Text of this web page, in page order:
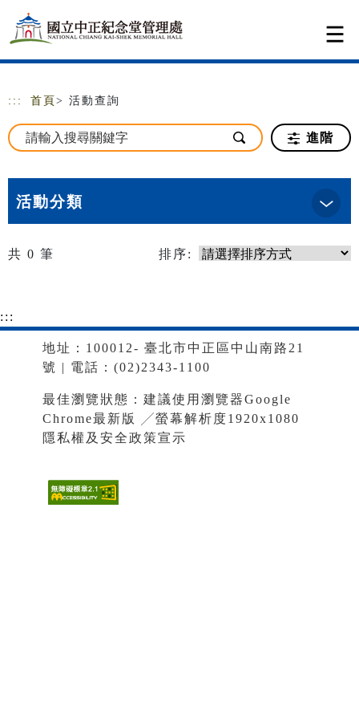
跳到主要內容
網站導覽
::: 首頁 > 活動查詢
進階
活動分類
共 0 筆 排序:
:::
地址：100012- 臺北市中正區中山南路21
號 | 電話：(02)2343-1100
最佳瀏覽狀態：建議使用瀏覽器Google
Chrome最新版 ╱螢幕解析度1920x1080
隱私權及安全政策宣示